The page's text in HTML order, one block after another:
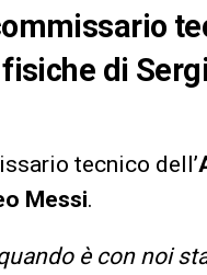
di
tecnico dell’
Messi.
è con noi